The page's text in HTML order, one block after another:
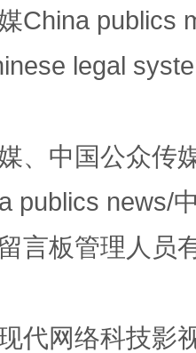
白藏房
China publics
legal
、中国公众传
publics news/
言板管理人员
代网络科技影